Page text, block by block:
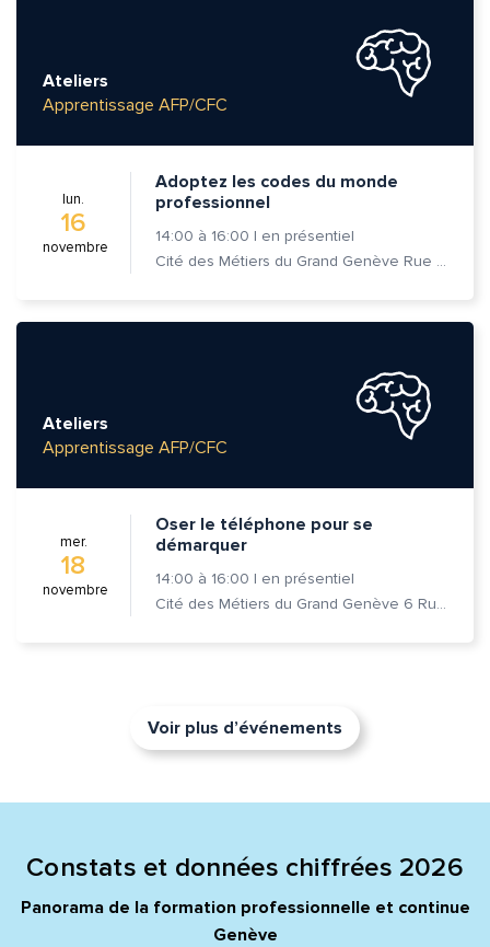
Ateliers
Apprentissage AFP/CFC
lun.
16
novembre
Adoptez les codes du monde
professionnel
14:00 à 16:00 | en présentiel
Cité des Métiers du Grand Genève Rue Prévost-Martin 6 1205 Genève
Ateliers
Apprentissage AFP/CFC
mer.
18
novembre
Oser le téléphone pour se
démarquer
14:00 à 16:00 | en présentiel
Cité des Métiers du Grand Genève 6 Rue Prévost-Martin 1205 Genève
Voir plus d’événements
Constats et données chiffrées 2026
Panorama de la formation professionnelle et continue
Genève